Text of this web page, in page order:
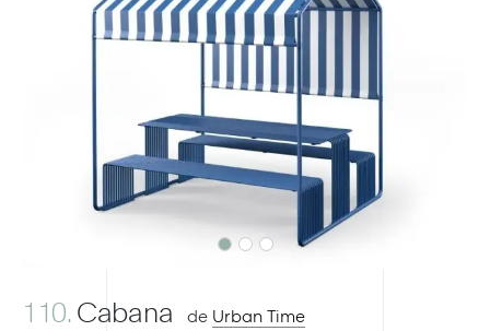
110.Cabana de Urban Time